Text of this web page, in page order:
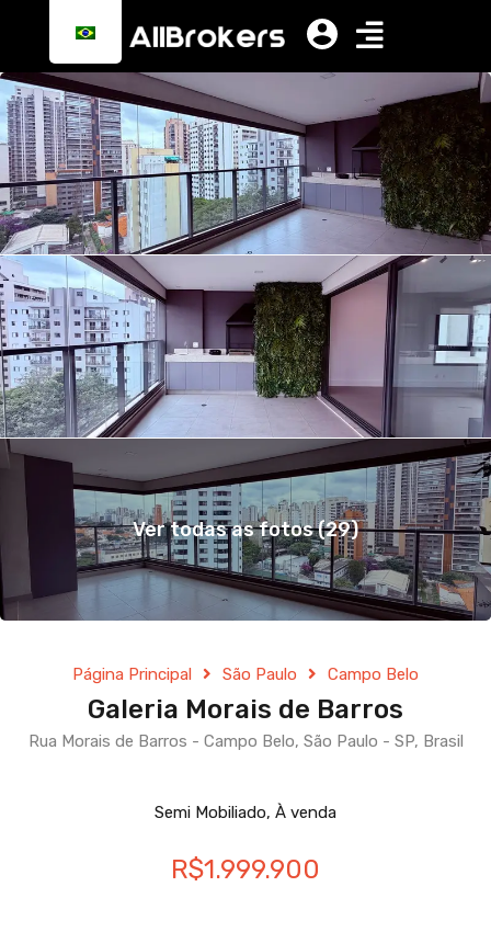
Ver todas as fotos (29)
Página Principal São Paulo Campo Belo
Galeria Morais de Barros
Rua Morais de Barros - Campo Belo, São Paulo - SP, Brasil
Semi Mobiliado, À venda
R$1.999.900